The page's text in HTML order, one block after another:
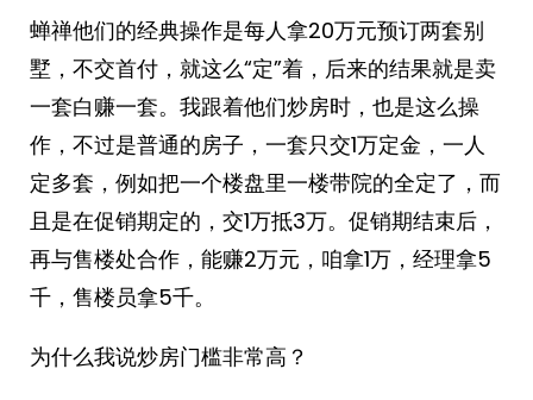
蝉禅他们的经典操作是每人拿20万元预订两套别
墅，不交首付，就这么“定”着，后来的结果就是卖
一套白赚一套。我跟着他们炒房时，也是这么操
作，不过是普通的房子，一套只交1万定金，一人
定多套，例如把一个楼盘里一楼带院的全定了，而
且是在促销期定的，交1万抵3万。促销期结束后，
再与售楼处合作，能赚2万元，咱拿1万，经理拿5
千，售楼员拿5千。
为什么我说炒房门槛非常高？